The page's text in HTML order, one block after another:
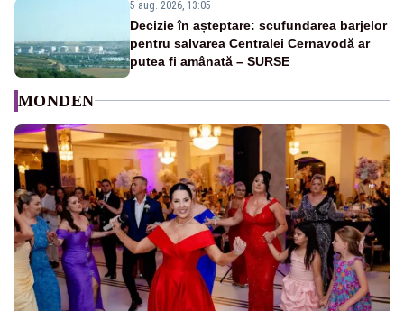
5 aug. 2026, 13:05
Decizie în așteptare: scufundarea barjelor
pentru salvarea Centralei Cernavodă ar
putea fi amânată – SURSE
MONDEN